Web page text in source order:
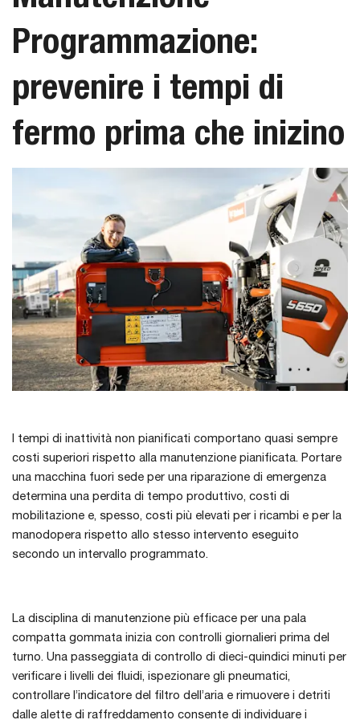
Programmazione:
prevenire i tempi di
fermo prima che inizino
I tempi di inattività non pianificati comportano quasi sempre
costi superiori rispetto alla manutenzione pianificata. Portare
una macchina fuori sede per una riparazione di emergenza
determina una perdita di tempo produttivo, costi di
mobilitazione e, spesso, costi più elevati per i ricambi e per la
manodopera rispetto allo stesso intervento eseguito
secondo un intervallo programmato.
La disciplina di manutenzione più efficace per una pala
compatta gommata inizia con controlli giornalieri prima del
turno. Una passeggiata di controllo di dieci-quindici minuti per
verificare i livelli dei fluidi, ispezionare gli pneumatici,
controllare l’indicatore del filtro dell’aria e rimuovere i detriti
dalle alette di raffreddamento consente di individuare i